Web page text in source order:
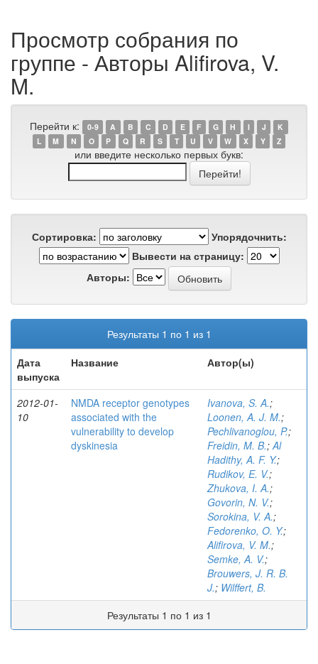
Просмотр собрания по
группе - Авторы Alifirova, V.
M.
Перейти к: 0-9 A B C D E F G H I J
K
L
M N O P Q R S T U V W X Y Z
или введите несколько первых букв:
Сортировка:
Упорядочнить:
Вывести на страницу:
Авторы:
Результаты 1 по 1 из 1
Дата
выпуска
Название Автор(ы)
2012-01-
10
NMDA receptor genotypes
associated with the
vulnerability to develop
dyskinesia
Ivanova, S. A.;
Loonen, A. J. M.;
Pechlivanoglou, P.;
Freidin, M. B.;Al
Hadithy, A. F. Y.;
Rudikov, E. V.;
Zhukova, I. A.;
Govorin, N. V.;
Sorokina, V. A.;
Fedorenko, O. Y.;
Alifirova, V. M.;
Semke, A. V.;
Brouwers, J. R. B.
J.; Wilffert, B.
Результаты 1 по 1 из 1